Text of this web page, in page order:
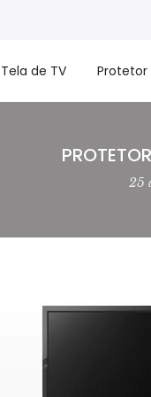
de TV
25